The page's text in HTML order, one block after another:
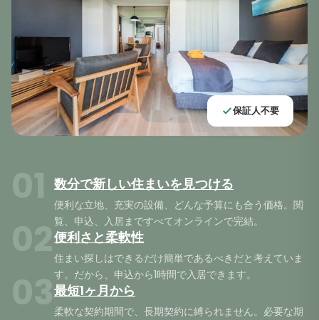
数分で新しい住まいを見つける
便利な立地、充実の設備、どんな予算にも合う価格。閲
覧、申込、入居まですべてオンラインで完結。
便利さと柔軟性
住まい探しはできるだけ簡単であるべきだと考えていま
す。だから、申込から1時間で入居できます。
最短1ヶ月から
柔軟な契約期間で、長期契約に縛られません。必要な期
保証人不要